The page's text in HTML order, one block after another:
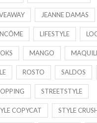
JEANNE DAMAS
LIFESTYLE
MANGO
ROSTO SALDOS
STREETSTYLE
COPYCAT STYLE